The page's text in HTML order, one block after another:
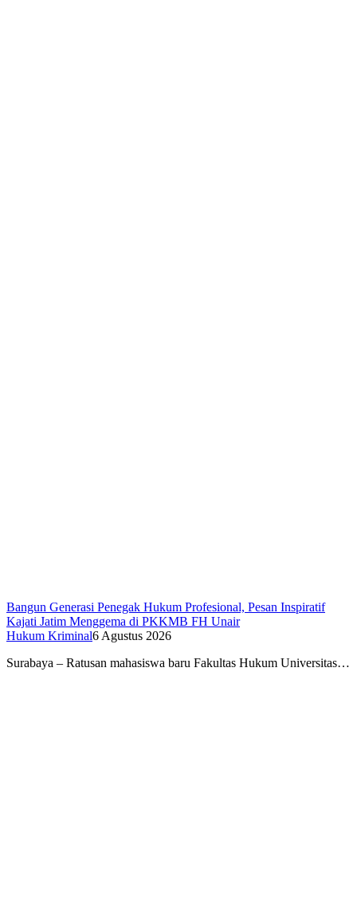
Bangun Generasi Penegak Hukum Profesional, Pesan Inspiratif
Kajati Jatim Menggema di PKKMB FH Unair
Hukum Kriminal6 Agustus 2026
Surabaya – Ratusan mahasiswa baru Fakultas Hukum Universitas…